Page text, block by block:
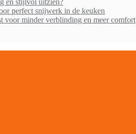
en stijlvol uitzien?
perfect snijwerk in de keuken
voor minder verblinding en meer comfort